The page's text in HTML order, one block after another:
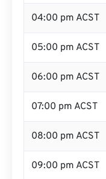
04:00 pm ACST
05:00 pm ACST
06:00 pm ACST
07:00 pm ACST
08:00 pm ACST
09:00 pm ACST